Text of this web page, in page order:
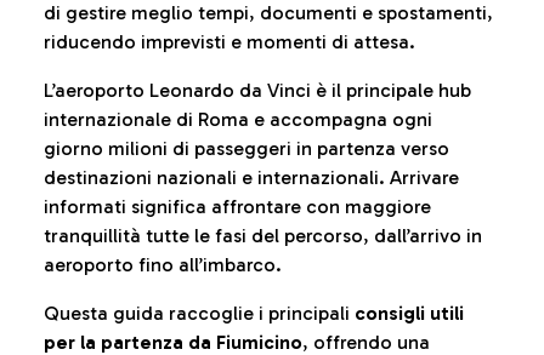
di gestire meglio tempi, documenti e spostamenti,
riducendo imprevisti e momenti di attesa.
L’aeroporto Leonardo da Vinci è il principale hub
internazionale di Roma e accompagna ogni
giorno milioni di passeggeri in partenza verso
destinazioni nazionali e internazionali. Arrivare
informati significa affrontare con maggiore
tranquillità tutte le fasi del percorso, dall’arrivo in
aeroporto fino all’imbarco.
Questa guida raccoglie i principali consigli utili
per la partenza da Fiumicino, offrendo una